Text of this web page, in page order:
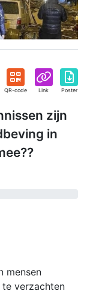
QR-code Link Poster
zijn
in
mensen
verzachten